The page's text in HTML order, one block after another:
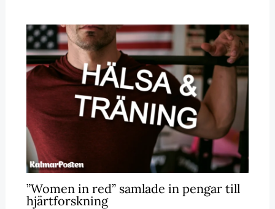
”Women in red” samlade in pengar till
hjärtforskning